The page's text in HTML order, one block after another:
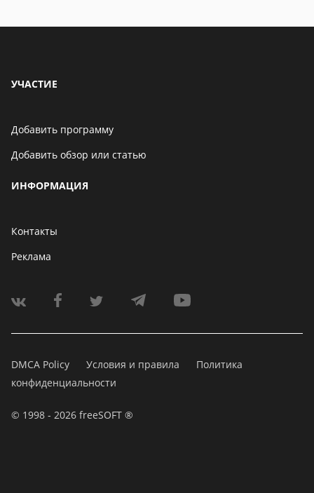
УЧАСТИЕ
Добавить программу
Добавить обзор или статью
ИНФОРМАЦИЯ
Контакты
Реклама
DMCA Policy Условия и правила
Политика
конфиденциальности
© 1998 - 2026 freeSOFT ®